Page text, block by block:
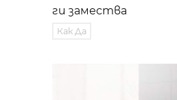
ги замества
Как Да